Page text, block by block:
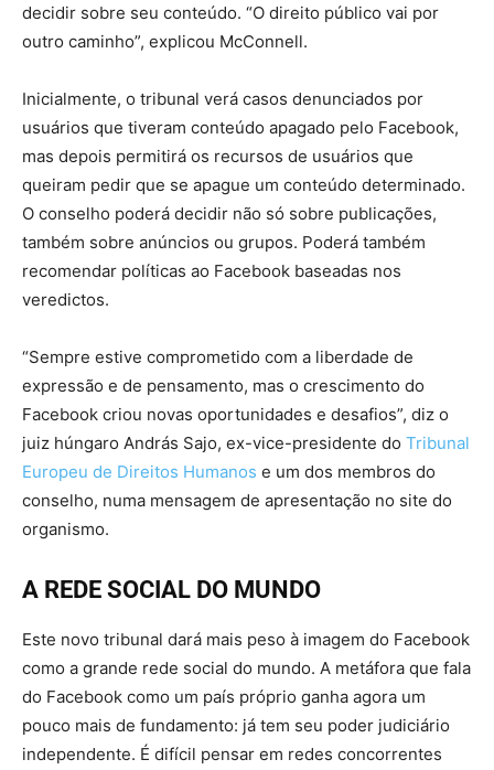
decidir sobre seu conteúdo. “O direito público vai por
outro caminho”, explicou McConnell.
Inicialmente, o tribunal verá casos denunciados por
usuários que tiveram conteúdo apagado pelo Facebook,
mas depois permitirá os recursos de usuários que
queiram pedir que se apague um conteúdo determinado.
O conselho poderá decidir não só sobre publicações,
também sobre anúncios ou grupos. Poderá também
recomendar políticas ao Facebook baseadas nos
veredictos.
“Sempre estive comprometido com a liberdade de
expressão e de pensamento, mas o crescimento do
Facebook criou novas oportunidades e desafios”, diz o
juiz húngaro András Sajo, ex-vice-presidente do Tribunal
Europeu de Direitos Humanos e um dos membros do
conselho, numa mensagem de apresentação no site do
organismo.
A REDE SOCIAL DO MUNDO
Este novo tribunal dará mais peso à imagem do Facebook
como a grande rede social do mundo. A metáfora que fala
do Facebook como um país próprio ganha agora um
pouco mais de fundamento: já tem seu poder judiciário
independente. É difícil pensar em redes concorrentes